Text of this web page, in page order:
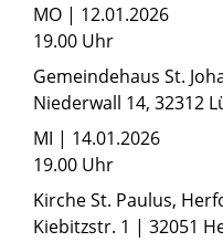
MO | 12.01.2026
19.00 Uhr
Gemeindehaus St.
Niederwall 14, 32312
MI | 14.01.2026
19.00 Uhr
Kirche St. Paulus,
Kiebitzstr. 1 | 32051